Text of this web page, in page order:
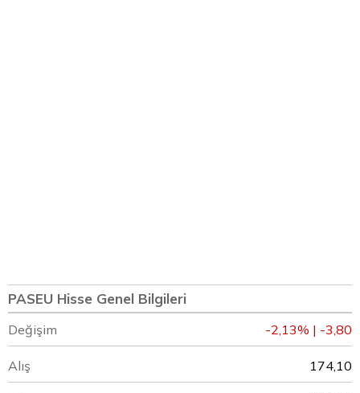
PASEU Hisse Genel Bilgileri
Değişim -2,13% | -3,80
Alış 174,10